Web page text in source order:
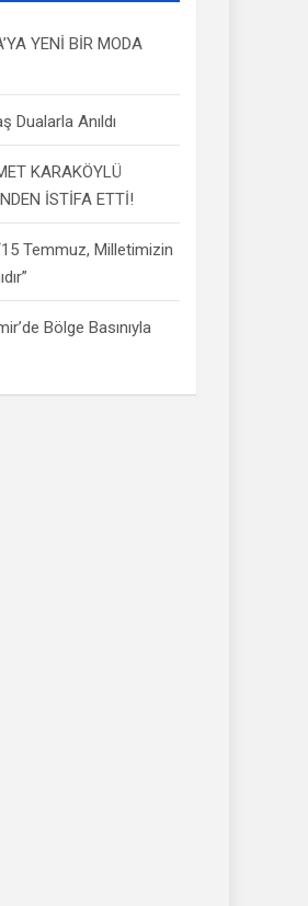
YENİ BİR MODA
Dualarla Anıldı
KARAKÖYLÜ
İSTİFA ETTİ!
Temmuz, Milletimizin
Bölge Basınıyla